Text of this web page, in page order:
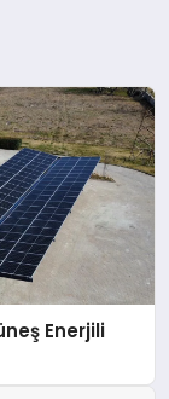
Enerjili